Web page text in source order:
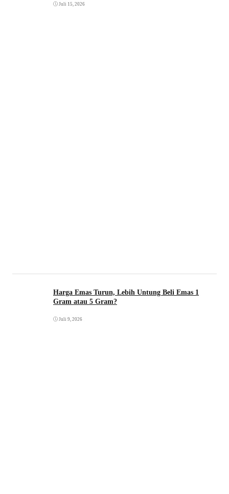
Juli 15, 2026
Harga Emas Turun, Lebih Untung Beli Emas 1
Gram atau 5 Gram?
Juli 9, 2026